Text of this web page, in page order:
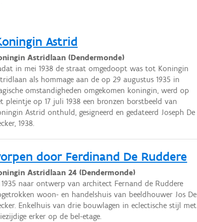
Astrid
Astridlaan (Dendermonde)
in mei 1938 de straat omgedoopt was tot Koningin
als hommage aan de op 29 augustus 1935 in
omstandigheden omgekomen koningin, werd op
pleintje op 17 juli 1938 een bronzen borstbeeld van
Astrid onthuld, gesigneerd en gedateerd Joseph De
1938.
door Ferdinand De Ruddere
Astridlaan 24 (Dendermonde)
naar ontwerp van architect Fernand de Ruddere
woon- en handelshuis van beeldhouwer Jos De
Enkelhuis van drie bouwlagen in eclectische stijl met
erker op de bel-etage.